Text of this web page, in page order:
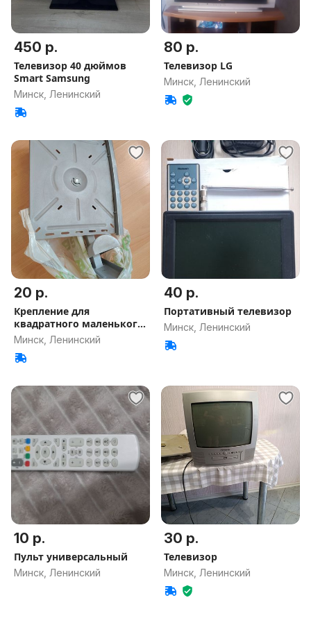
450 р.
Телевизор 40 дюймов
Smart Samsung
Минск, Ленинский
80 р.
Телевизор LG
Минск, Ленинский
20 р.
Крепление для
квадратного маленького
телевизора
Минск, Ленинский
40 р.
Портативный телевизор
Минск, Ленинский
10 р.
Пульт универсальный
Минск, Ленинский
30 р.
Телевизор
Минск, Ленинский